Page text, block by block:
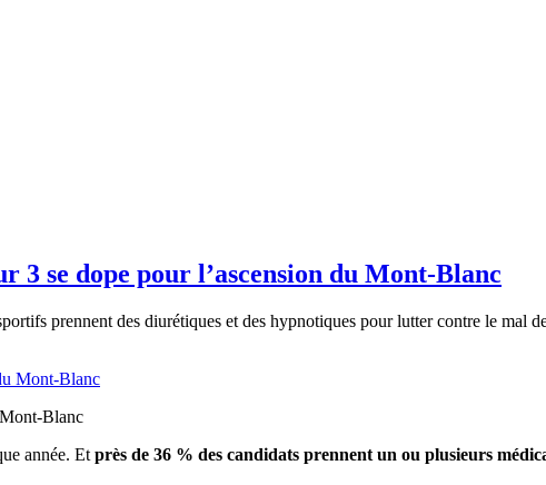
3 se dope pour l’ascension du Mont-Blanc
prennent des diurétiques et des hypnotiques pour lutter contre le mal
Blanc
année. Et près de 36 % des candidats prennent un ou plusieurs